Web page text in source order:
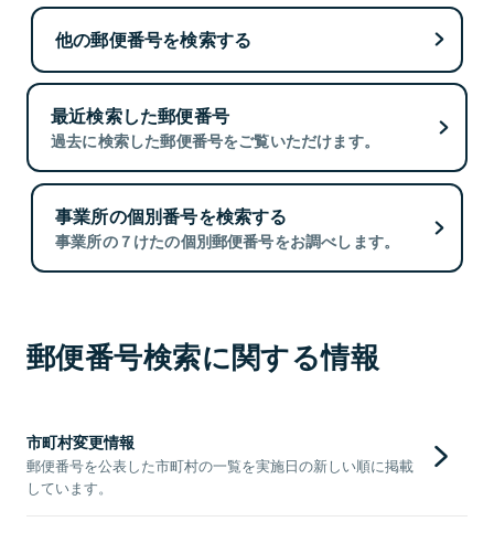
他の郵便番号を検索する
最近検索した郵便番号
過去に検索した郵便番号をご覧いただけます。
事業所の個別番号を検索する
事業所の７けたの個別郵便番号をお調べします。
郵便番号検索に関する情報
市町村変更情報
郵便番号を公表した市町村の一覧を実施日の新しい順に掲載
しています。